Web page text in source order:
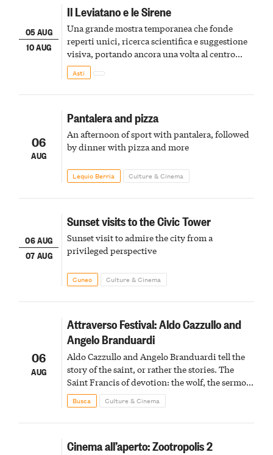
05 AUG
10 AUG
Il Leviatano e le Sirene
Una grande mostra temporanea che fonde
reperti unici, ricerca scientifica e suggestione
visiva, portando ancora una volta al centro
della scena le meraviglie del passato astigiano
Asti
06
AUG
Pantalera and pizza
An afternoon of sport with pantalera, followed
by dinner with pizza and more
Lequio Berria Culture & Cinema
06 AUG
07 AUG
Sunset visits to the Civic Tower
Sunset visit to admire the city from a
privileged perspective
Cuneo Culture & Cinema
06
AUG
Attraverso Festival: Aldo Cazzullo and
Angelo Branduardi
Aldo Cazzullo and Angelo Branduardi tell the
story of the saint, or rather the stories. The
Saint Francis of devotion: the wolf, the sermon
to the birds, the stigmata
Busca Culture & Cinema
Cinema all’aperto: Zootropolis 2